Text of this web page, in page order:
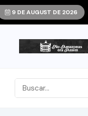
9 DE AUGUST DE 2026